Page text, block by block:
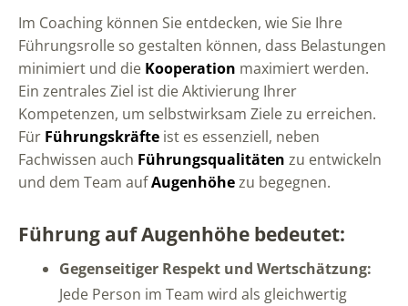
Im Coaching können Sie entdecken, wie Sie Ihre
Führungsrolle so gestalten können, dass Belastungen
minimiert und die Kooperation maximiert werden.
Ein zentrales Ziel ist die Aktivierung Ihrer
Kompetenzen, um selbstwirksam Ziele zu erreichen.
Für Führungskräfte ist es essenziell, neben
Fachwissen auch Führungsqualitäten zu entwickeln
und dem Team aufAugenhöhezu begegnen.
Führung auf Augenhöhe bedeutet:
Gegenseitiger Respekt und Wertschätzung:
Jede Person im Team wird als gleichwertig